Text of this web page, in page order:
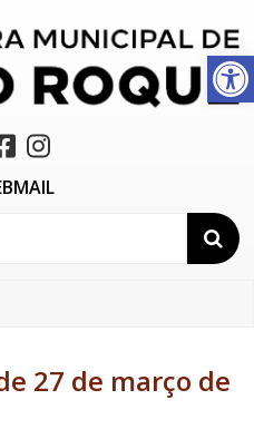
Abrir a barra de ferramentas
27 de março de